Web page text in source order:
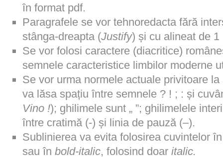
în format pdf.
Paragrafele se vor tehnoredacta fără
stânga-dreapta (Justify) și cu alineat de 1
Se vor folosi caractere (diacritice)
semnele caracteristice limbilor moderne
Se vor urma normele actuale privitoare
va lăsa spațiu între semnele ? ! ; : și
Vino !); ghilimele sunt „ ”; ghilimelele
între cratimă (-) și linia de pauză (–).
Sublinierea va evita folosirea cuvintelor
sau înbold-italic, folosind doaritalic.